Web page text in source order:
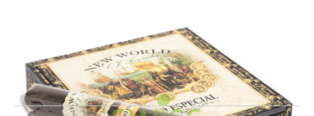
52
Longitud:140 mm / 5.5 pulgadas
1Reseñas